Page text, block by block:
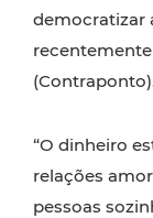
democratizar
“O dinheiro
relações
pessoas